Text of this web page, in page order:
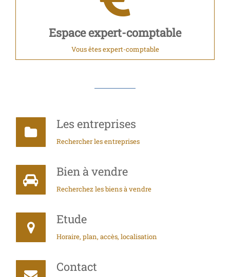
Espace expert-comptable
Vous êtes expert-comptable
Les entreprises
Rechercher les entreprises
Bien à vendre
Recherchez les biens à vendre
Etude
Horaire, plan, accès, localisation
Contact